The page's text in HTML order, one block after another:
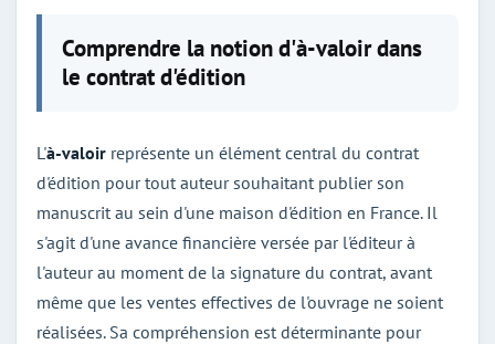
Comprendre la notion d'à-valoir dans
le contrat d'édition
L'à-valoir représente un élément central du contrat
d'édition pour tout auteur souhaitant publier son
manuscrit au sein d'une maison d'édition en France. Il
s'agit d'une avance financière versée par l'éditeur à
l'auteur au moment de la signature du contrat, avant
même que les ventes effectives de l'ouvrage ne soient
réalisées. Sa compréhension est déterminante pour